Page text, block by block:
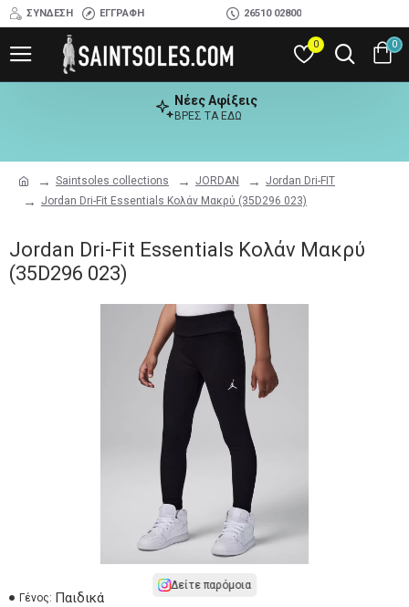
ΣΎΝΔΕΣΗ ΕΓΓΡΑΦΉ 26510 02800
0 0
Saintsoles collections JORDAN
Jordan Dri-FIT
Jordan Dri-Fit Essentials Κολάν Μακρύ (35D296 023)
Νέες Αφίξεις
ΒΡΕΣ ΤΑ ΕΔΩ
Jordan Dri-Fit Essentials Κολάν Μακρύ
(35D296 023)
Δείτε παρόμοια
Γένος: Παιδικά